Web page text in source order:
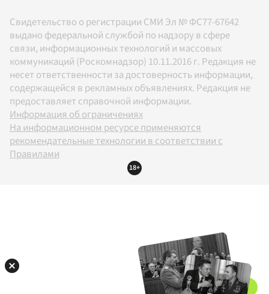
Свидетельство о регистрации СМИ Эл № ФС77-67642
выдано федеральной службой по надзору в сфере
связи, информационных технологий и массовых
коммуникаций (Роскомнадзор) 10.11.2016 г. Редакция не
несет ответственности за достоверность информации,
содержащейся в рекламных объявлениях. Редакция не
предоставляет справочной информации.
Информация об ограничениях
На информационном ресурсе применяются
рекомендательные технологии в соответствии с
Правилами
18+